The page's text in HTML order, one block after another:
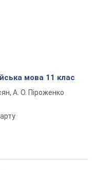
мова 11 клас
А. О. Піроженко